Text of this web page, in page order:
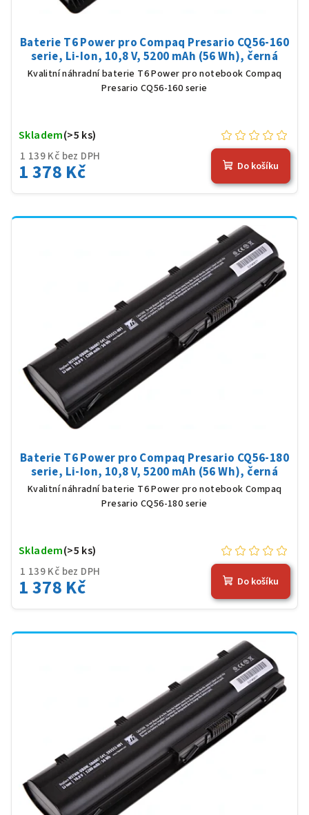
Baterie T6 Power pro Compaq Presario CQ56-160
serie, Li-Ion, 10,8 V, 5200 mAh (56 Wh), černá
Kvalitní náhradní baterie T6 Power pro notebook Compaq
Presario CQ56-160 serie
1 139 Kč bez DPH
1 378 Kč
Skladem(>5 ks)
Do košíku
Baterie T6 Power pro Compaq Presario CQ56-180
serie, Li-Ion, 10,8 V, 5200 mAh (56 Wh), černá
Kvalitní náhradní baterie T6 Power pro notebook Compaq
Presario CQ56-180 serie
1 139 Kč bez DPH
1 378 Kč
Skladem(>5 ks)
Do košíku